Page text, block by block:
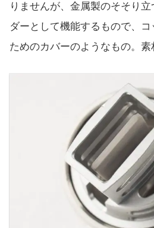
りませんが、金属製のそそり
ダーとして機能するもので、コ
ためのカバーのようなもの。素